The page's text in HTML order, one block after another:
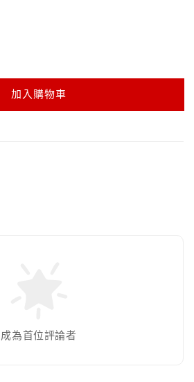
加入購物車
成為首位評論者